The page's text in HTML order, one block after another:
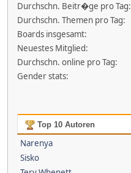
Durchschn. Beitr�ge pro Tag:
Durchschn. Themen pro Tag:
Boards insgesamt:
Neuestes Mitglied:
Durchschn. online pro Tag:
Gender stats:
Top 10 Autoren
Narenya
Sisko